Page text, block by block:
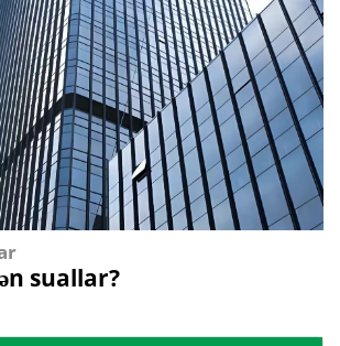
suallar?